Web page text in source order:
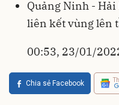
Quảng Ninh - Hải
liên kết vùng lên
00:53, 23/01/
Chia sẻ Facebook